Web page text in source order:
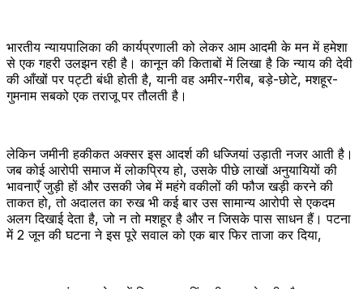
भारतीय न्यायपालिका की कार्यप्रणाली को लेकर आम आदमी के मन में हमेशा
से एक गहरी उलझन रही है। कानून की किताबों में लिखा है कि न्याय की देवी
की आँखों पर पट्टी बंधी होती है, यानी वह अमीर-गरीब, बड़े-छोटे, मशहूर-
गुमनाम सबको एक तराजू पर तौलती है।
लेकिन जमीनी हकीकत अक्सर इस आदर्श की धज्जियां उड़ाती नजर आती है।
जब कोई आरोपी समाज में लोकप्रिय हो, उसके पीछे लाखों अनुयायियों की
भावनाएँ जुड़ी हों और उसकी जेब में महंगे वकीलों की फौज खड़ी करने की
ताकत हो, तो अदालत का रुख भी कई बार उस सामान्य आरोपी से एकदम
अलग दिखाई देता है, जो न तो मशहूर है और न जिसके पास साधन हैं। पटना
में 2 जून की घटना ने इस पूरे सवाल को एक बार फिर ताजा कर दिया,